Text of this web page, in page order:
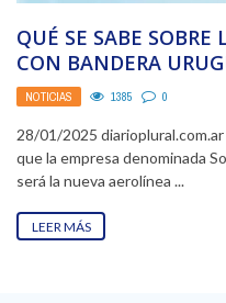
QUÉ SE SABE
CON BANDERA
COMENZARÁ A
NOTICIAS 1385 0
28/01/2025
que la empresa denominada
será la nueva aerolínea ...
LEER MÁS